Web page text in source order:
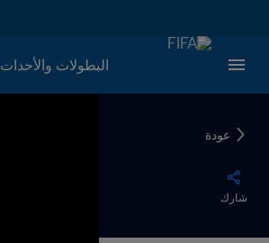
البطولات والأحدات
عودة
شارك